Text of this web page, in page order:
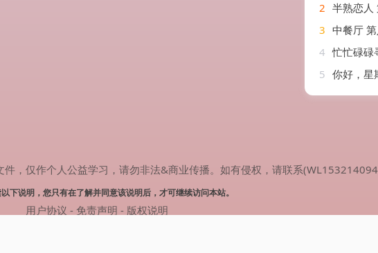
2 半熟恋人
3 中餐厅
4 忙忙碌碌
5 你好，星
，仅作个人公益学习，请勿非法&商业传播。如有侵权，请联系
下说明，您只有在了解并同意该说明后，才可继续访问本站。
用户协议 - 免责声明 - 版权说明